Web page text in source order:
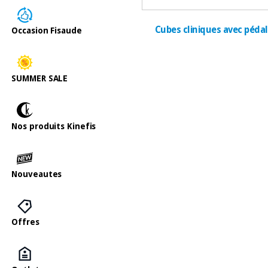
Occasion Fisaude
SUMMER SALE
Nos produits Kinefis
Nouveautes
Offres
Cubes cliniques avec